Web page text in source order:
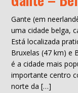
Gante (em
uma cidade belga,
Está localizada
Bruxelas (47 km) e
é a cidade mais
importante centro
norte da […]